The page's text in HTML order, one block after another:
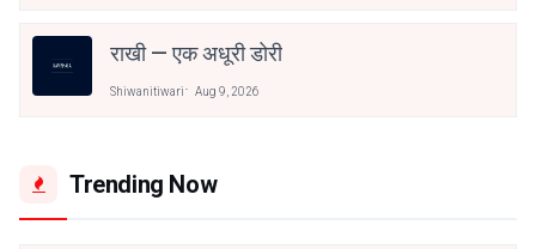
राखी — एक अधूरी डोरी
Shiwanitiwari Aug 9, 2026
Trending Now